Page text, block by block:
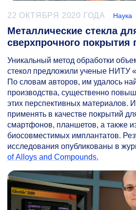
22 ОКТЯБРЯ 2020 ГОДА Наука
Металлические стекла
сверхпрочного покрытия
Уникальный метод обработки
стекол предложили ученые НИТУ
По словам авторов, им удалось
производства, существенно
этих перспективных материалов.
применять в качестве покрытий
смартфонов, планшетов, а также
биосовместимых имплантатов.
исследования опубликованы в
of Alloys and Compounds.